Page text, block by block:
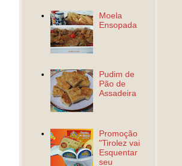
Moela
Ensopada
Pudim de
Pão de
Assadeira
Promoção
"Tirolez vai
Esquentar
seu